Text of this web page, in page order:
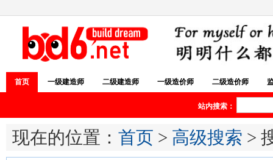
首页 一级建造师 二级建造师 一级造价师 二级造价师
站内搜索：
现在的位置： 首页 > 高级搜索 >